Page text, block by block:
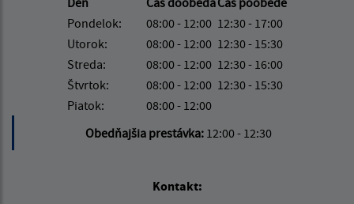
Pondelok:
08:00 - 12:00 12:30 - 17:00
Utorok:
08:00 - 12:00 12:30 - 15:30
Streda:
08:00 - 12:00 12:30 - 16:00
Štvrtok:
08:00 - 12:00 12:30 - 15:30
Piatok:
08:00 - 12:00
Obedňajšia prestávka: 12:00 - 12:30
Kontakt: